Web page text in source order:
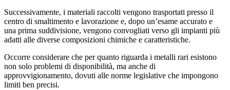
Successivamente, i materiali raccolti vengono trasportati presso il
centro di smaltimento e lavorazione e, dopo un’esame accurato e
una prima suddivisione, vengono convogliati verso gli impianti più
adatti alle diverse composizioni chimiche e caratteristiche.
Occorre considerare che per quanto riguarda i metalli rari esistono
non solo problemi di disponibilità, ma anche di
approvvigionamento, dovuti alle norme legislative che impongono
limiti ben precisi.